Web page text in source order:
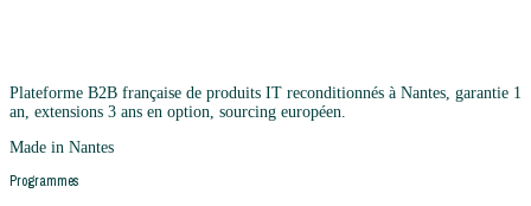
Plateforme B2B française de produits IT reconditionnés à Nantes, garantie 1
an, extensions 3 ans en option, sourcing européen.
Made in Nantes
Programmes